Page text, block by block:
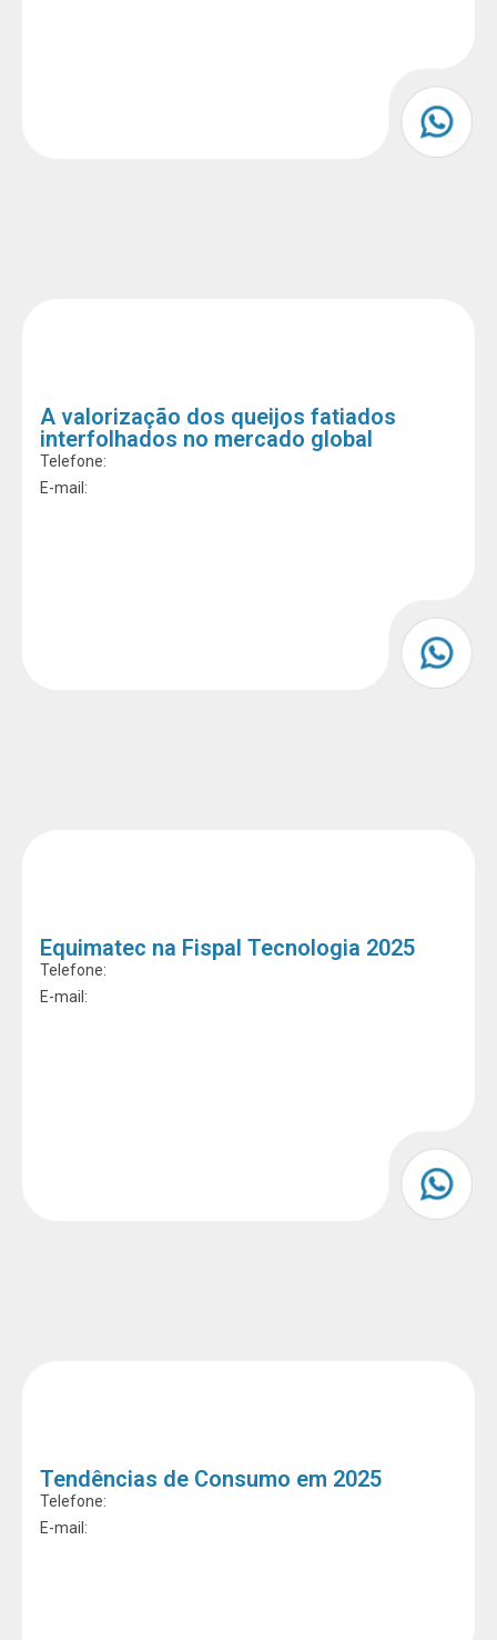
A valorização dos queijos fatiados
interfolhados no mercado global
Telefone:
E-mail:
Equimatec na Fispal Tecnologia 2025
Telefone:
E-mail:
Tendências de Consumo em 2025
Telefone:
E-mail: